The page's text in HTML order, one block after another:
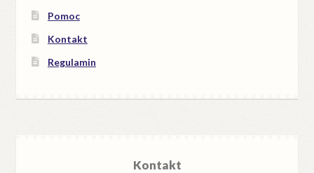
Pomoc
Kontakt
Regulamin
Kontakt